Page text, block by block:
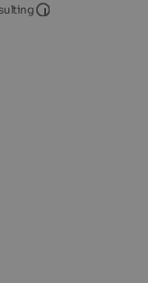
Internet